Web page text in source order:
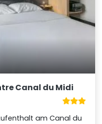
Canal du Midi
am Canal du